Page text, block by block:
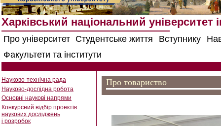
Харківський національний університет
Про університет Студентське життя Вступнику
Факультети та інститути
Науково-технічна рада
Науково-дослідна робота
Основні наукові напрями
Конкурсний відбір проектів
наукових досліджень
і розробок
Про товариство